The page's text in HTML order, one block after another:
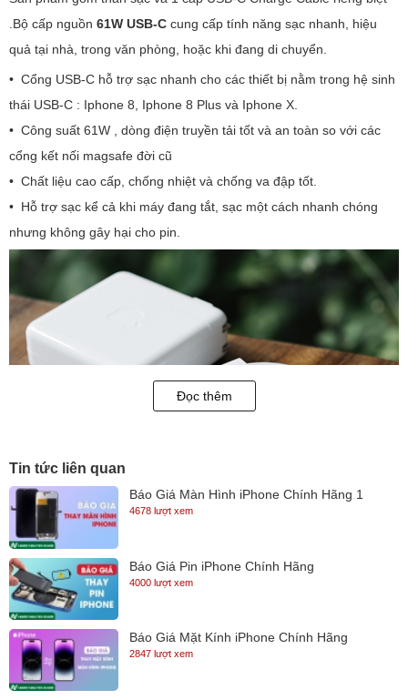
Sản phẩm gồm thân sạc và 1 cáp USB-C Charge Cable riêng biệt
.Bộ cấp nguồn61W USB-Ccung cấp tính năng sạc nhanh, hiệu
quả tại nhà, trong văn phòng, hoặc khi đang di chuyển.
• Cổng USB-C hỗ trợ sạc nhanh cho các thiết bị nằm trong hệ sinh
thái USB-C : Iphone 8, Iphone 8 Plus và Iphone X.
• Công suất 61W , dòng điện truyền tải tốt và an toàn so với các
cổng kết nối magsafe đời cũ
• Chất liệu cao cấp, chống nhiệt và chống va đập tốt.
• Hỗ trợ sạc kể cả khi máy đang tắt, sạc một cách nhanh chóng
Đọc thêm
Tin tức liên quan
Báo Giá Màn Hình iPhone Chính Hãng 1
4678 lượt xem
Báo Giá Pin iPhone Chính Hãng
4000 lượt xem
Báo Giá Mặt Kính iPhone Chính Hãng
2847 lượt xem